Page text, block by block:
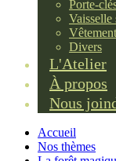
Porte-
Vaisselle
Divers
L'Atelier
À propos
Nous
Accueil
Nos thèmes